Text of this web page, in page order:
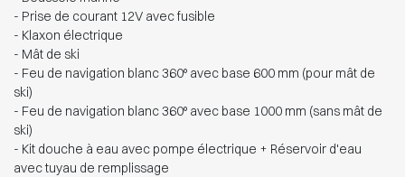
- Prise de courant 12V avec fusible
- Klaxon électrique
- Mât de ski
- Feu de navigation blanc 360° avec base 600 mm (pour mât de
ski)
- Feu de navigation blanc 360° avec base 1000 mm (sans mât de
ski)
- Kit douche à eau avec pompe électrique + Réservoir d'eau
avec tuyau de remplissage